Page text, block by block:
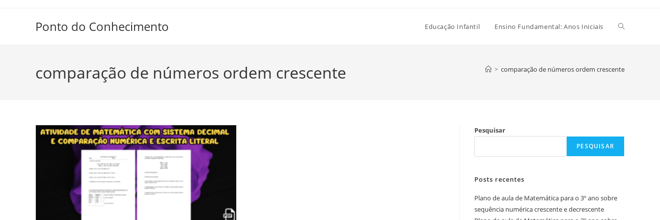
Ponto do Conhecimento Educação Infantil Ensino Fundamental: Anos Iniciais Alternar
site
comparação de números ordem crescente > comparação de números ordem crescente
Pesquisar
PESQUISAR
Posts recentes
Plano de aula de Matemática para o 3º ano sobre
sequência numérica crescente e decrescente